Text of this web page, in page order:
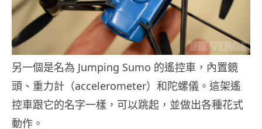
另一個是名為 Jumping Sumo 的遙控車，內置鏡
頭、重力計（accelerometer）和陀螺儀。這架遙
控車跟它的名字一樣，可以跳起，並做出各種花式
動作。